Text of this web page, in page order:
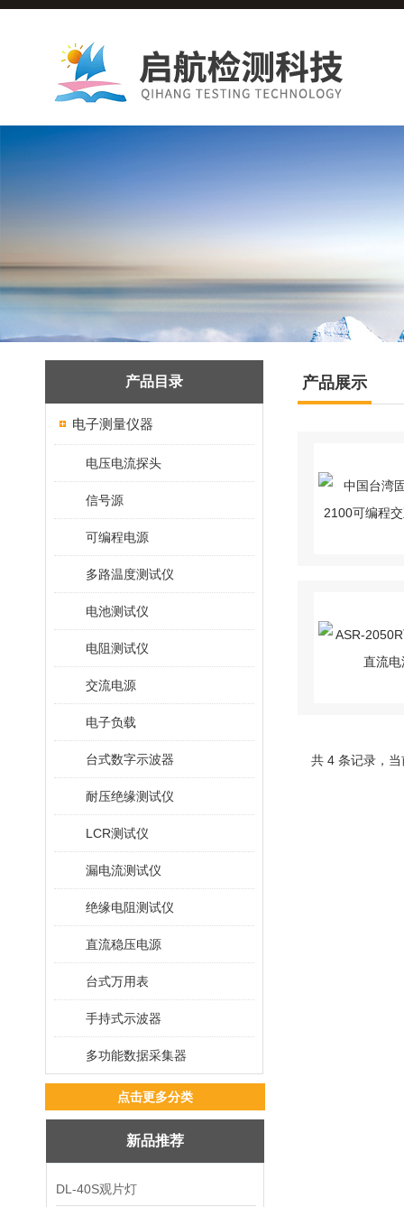
产品目录
电子测量仪器
电压电流探头
信号源
可编程电源
多路温度测试仪
电池测试仪
电阻测试仪
交流电源
电子负载
台式数字示波器
耐压绝缘测试仪
LCR测试仪
漏电流测试仪
绝缘电阻测试仪
直流稳压电源
台式万用表
手持式示波器
多功能数据采集器
点击更多分类
新品推荐
DL-40S观片灯
产品展示
共 4 条记录，